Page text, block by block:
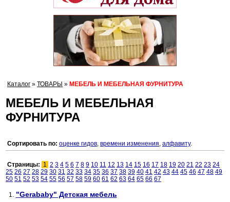
Каталог » ТОВАРЫ » МЕБЕЛЬ И МЕБЕЛЬНАЯ ФУРНИТУРА
МЕБЕЛЬ И МЕБЕЛЬНАЯ
ФУРНИТУРА
Сортировать по: оценке гидов, времени изменения, алфавиту.
Страницы: 1 2 3 4 5 6 7 8 9 10 11 12 13 14 15 16 17 18 19 20 21 22 23 24
25 26 27 28 29 30 31 32 33 34 35 36 37 38 39 40 41 42 43 44 45 46 47 48 49
50 51 52 53 54 55 56 57 58 59 60 61 62 63 64 65 66 67
1. "Gerababy" Детская мебель